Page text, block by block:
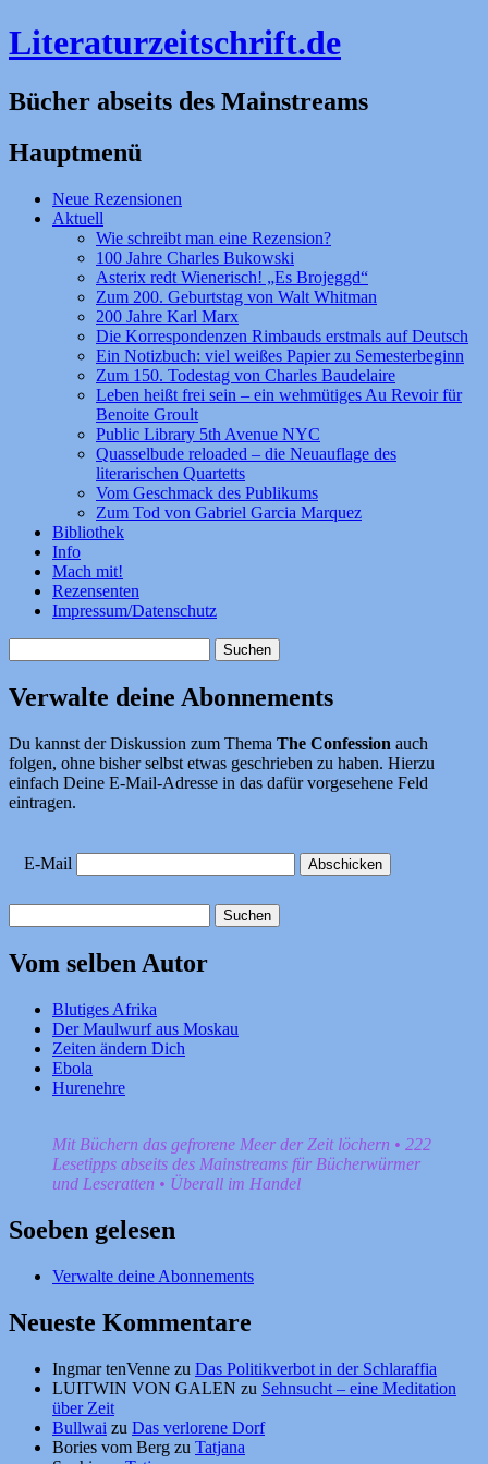
Literaturzeitschrift.de
Bücher abseits des Mainstreams
Hauptmenü
Zum
Inhalt
Neue Rezensionen
Aktuell
Wie schreibt man eine Rezension?
100 Jahre Charles Bukowski
Asterix redt Wienerisch! „Es Brojeggd“
Zum 200. Geburtstag von Walt Whitman
200 Jahre Karl Marx
Die Korrespondenzen Rimbauds erstmals auf Deutsch
Ein Notizbuch: viel weißes Papier zu Semesterbeginn
Zum 150. Todestag von Charles Baudelaire
Leben heißt frei sein – ein wehmütiges Au Revoir für
Benoite Groult
Public Library 5th Avenue NYC
Quasselbude reloaded – die Neuauflage des
literarischen Quartetts
Vom Geschmack des Publikums
Zum Tod von Gabriel Garcia Marquez
Bibliothek
Info
Mach mit!
Rezensenten
Impressum/Datenschutz
nach:
Verwalte deine Abonnements
Du kannst der Diskussion zum Thema The Confession auch
folgen, ohne bisher selbst etwas geschrieben zu haben. Hierzu
einfach Deine E-Mail-Adresse in das dafür vorgesehene Feld
eintragen.
E-Mail
nach:
Vom selben Autor
Blutiges Afrika
Der Maulwurf aus Moskau
Zeiten ändern Dich
Ebola
Hurenehre
Mit Büchern das gefrorene Meer der Zeit löchern • 222
Lesetipps abseits des Mainstreams für Bücherwürmer
und Leseratten • Überall im Handel
Soeben gelesen
Verwalte deine Abonnements
Neueste Kommentare
Ingmar tenVenne zu Das Politikverbot in der Schlaraffia
LUITWIN VON GALEN zu Sehnsucht – eine Meditation
über Zeit
Bullwai zu Das verlorene Dorf
Bories vom Berg zu Tatjana